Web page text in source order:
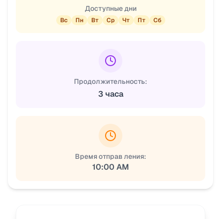
Доступные дни
Вс Пн Вт Ср Чт Пт Сб
Продолжительность:
3 часа
Время отправ ления:
10:00 AM